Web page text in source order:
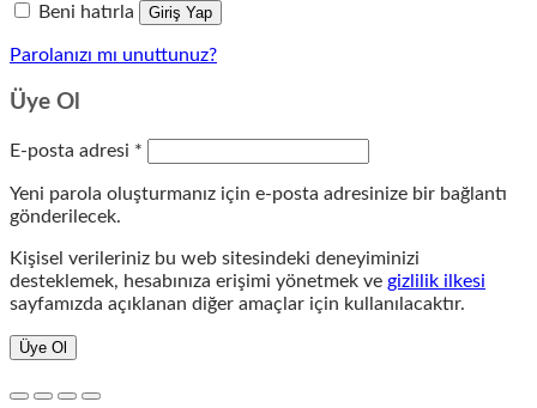
Beni hatırla Giriş Yap
Parolanızı mı unuttunuz?
Üye Ol
E-posta adresi *
Yeni parola oluşturmanız için e-posta adresinize bir bağlantı
gönderilecek.
Kişisel verileriniz bu web sitesindeki deneyiminizi
desteklemek, hesabınıza erişimi yönetmek ve gizlilik ilkesi
sayfamızda açıklanan diğer amaçlar için kullanılacaktır.
Üye Ol